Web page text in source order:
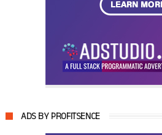
ADS BY PROFITSENCE